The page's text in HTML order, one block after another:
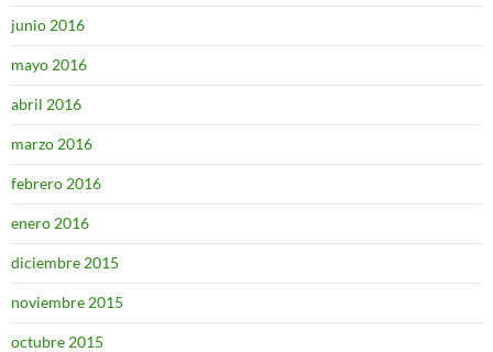
junio 2016
mayo 2016
abril 2016
marzo 2016
febrero 2016
enero 2016
diciembre 2015
noviembre 2015
octubre 2015